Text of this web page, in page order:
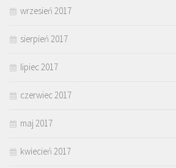
wrzesień 2017
sierpień 2017
lipiec 2017
czerwiec 2017
maj 2017
kwiecień 2017